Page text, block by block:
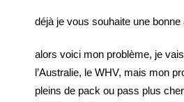
déjà je vous souhaite une bonne
alors voici mon problème, je
l’Australie, le WHV, mais mon
pleins de pack ou pass plus